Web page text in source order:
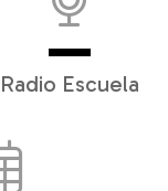
Radio Escuela